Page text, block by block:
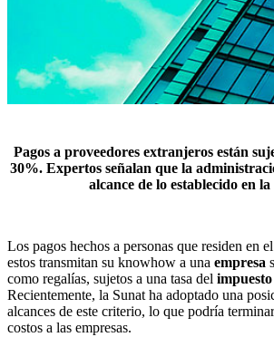
Pagos a proveedores extranjeros están
30%. Expertos señalan que la
alcance de lo establecido en
Los pagos hechos a personas que residen en
estos transmitan su knowhow a una empresa
como regalías, sujetos a una tasa del
Recientemente, la Sunat ha adoptado una
alcances de este criterio, lo que podría
costos a las empresas.